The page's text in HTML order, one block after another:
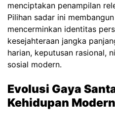
menciptakan penampilan
Pilihan sadar ini
mencerminkan identitas
kesejahteraan jangka
harian, keputusan rasional,
sosial modern.
Evolusi Gaya
Kehidupan Modern